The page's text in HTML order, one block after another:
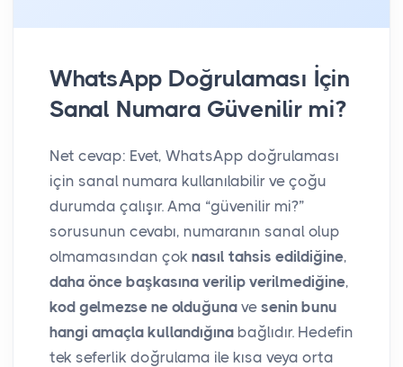
WhatsApp Doğrulaması İçin
Sanal Numara Güvenilir mi?
Net cevap: Evet, WhatsApp doğrulaması
için sanal numara kullanılabilir ve çoğu
durumda çalışır. Ama “güvenilir mi?”
sorusunun cevabı, numaranın sanal olup
olmamasından çok nasıl tahsis edildiğine,
daha önce başkasına verilip verilmediğine,
kod gelmezse ne olduğuna ve senin bunu
hangi amaçla kullandığına bağlıdır. Hedefin
tek seferlik doğrulama ile kısa veya orta